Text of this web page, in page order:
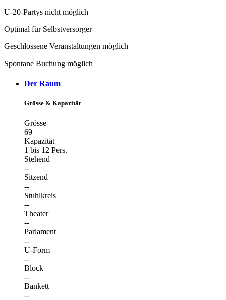
U-20-Partys nicht möglich
Optimal für Selbstversorger
Geschlossene Veranstaltungen möglich
Spontane Buchung möglich
Der Raum
Grösse & Kapazität
Grösse
69
Kapazität
1 bis 12 Pers.
Stehend
--
Sitzend
--
Stuhlkreis
--
Theater
--
Parlament
--
U-Form
--
Block
--
Bankett
--